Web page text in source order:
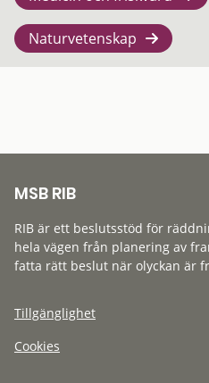
Naturvetenskap
MSB RIB
RIB är ett beslutsstöd för
hela vägen från planering av
fatta rätt beslut när olyckan är
Tillgänglighet
Cookies